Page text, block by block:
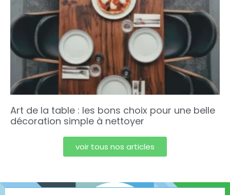
Art de la table : les bons choix pour une belle
décoration simple à nettoyer
voir tous nos articles